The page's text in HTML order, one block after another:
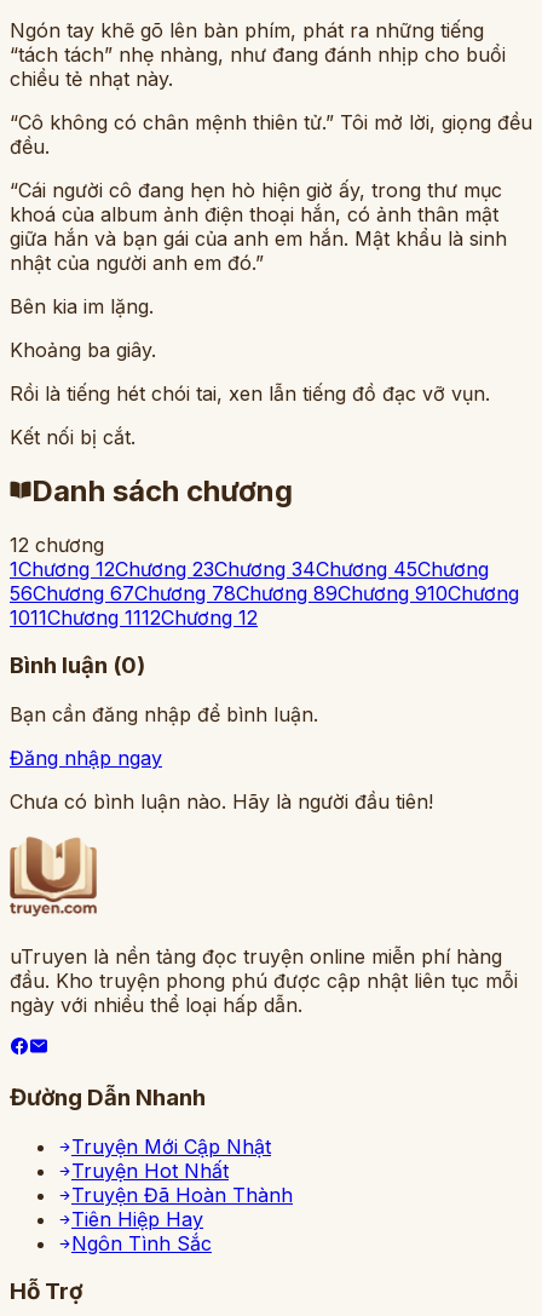
Ngón tay khẽ gõ lên bàn phím, phát ra những tiếng
“tách tách” nhẹ nhàng, như đang đánh nhịp cho buổi
chiều tẻ nhạt này.
“Cô không có chân mệnh thiên tử.” Tôi mở lời, giọng đều
đều.
“Cái người cô đang hẹn hò hiện giờ ấy, trong thư mục
khoá của album ảnh điện thoại hắn, có ảnh thân mật
giữa hắn và bạn gái của anh em hắn. Mật khẩu là sinh
nhật của người anh em đó.”
Bên kia im lặng.
Khoảng ba giây.
Rồi là tiếng hét chói tai, xen lẫn tiếng đồ đạc vỡ vụn.
Kết nối bị cắt.
Danh sách chương
12 chương
1Chương 12Chương 23Chương 34Chương 45Chương
56Chương 67Chương 78Chương 89Chương 910Chương
1011Chương 1112Chương 12
Bình luận (0)
Bạn cần đăng nhập để bình luận.
Đăng nhập ngay
Chưa có bình luận nào. Hãy là người đầu tiên!
uTruyen là nền tảng đọc truyện online miễn phí hàng
đầu. Kho truyện phong phú được cập nhật liên tục mỗi
ngày với nhiều thể loại hấp dẫn.
Đường Dẫn Nhanh
Truyện Mới Cập Nhật
Truyện Hot Nhất
Truyện Đã Hoàn Thành
Tiên Hiệp Hay
Ngôn Tình Sắc
Hỗ Trợ